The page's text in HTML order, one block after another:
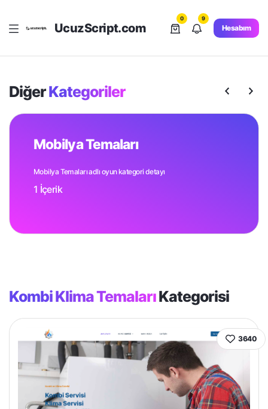
UcuzScript.com
0 9
Hesabım
DiğerKategoriler
Mobilya Temaları
Mobilya Temaları adlı oyun kategori detayı
1 İçerik
Kombi Klima TemalarıKategorisi
3640